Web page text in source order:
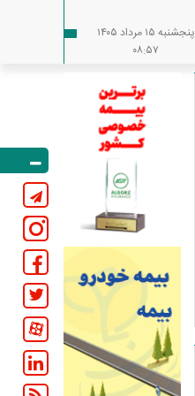
پنجشنبه ۱۵ مرداد ۱۴۰۵
۰۸:۵۷